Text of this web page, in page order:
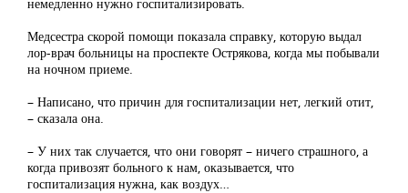
Медсестра скорой помощи показала справку, которую выдал
лор-врач больницы на проспекте Острякова, когда мы побывали
на ночном приеме.
– Написано, что причин для госпитализации нет, легкий отит,
– сказала она.
– У них так случается, что они говорят – ничего страшного, а
когда привозят больного к нам, оказывается, что
госпитализация нужна, как воздух…